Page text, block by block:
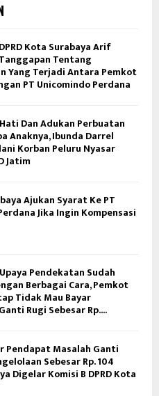
Kota Surabaya Arif
Tentang
Yang Terjadi Antara Pemkot
PT Unicomindo Perdana
Dan Adukan Perbuatan
Anaknya, Ibunda Darrel
Korban Peluru Nyasar
Jatim
Ajukan Syarat Ke PT
Jika Ingin Kompensasi
Pendekatan Sudah
Berbagai Cara, Pemkot
Tidak Mau Bayar
Rugi Sebesar Rp....
Pendapat Masalah Ganti
Sebesar Rp. 104
Digelar Komisi B DPRD Kota